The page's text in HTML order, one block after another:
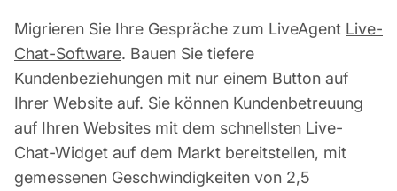
Migrieren Sie Ihre Gespräche zum LiveAgent Live-
Chat-Software. Bauen Sie tiefere
Kundenbeziehungen mit nur einem Button auf
Ihrer Website auf. Sie können Kundenbetreuung
auf Ihren Websites mit dem schnellsten Live-
Chat-Widget auf dem Markt bereitstellen, mit
gemessenen Geschwindigkeiten von 2,5